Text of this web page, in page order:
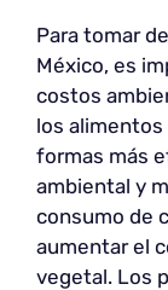
Para tomar
México, es
costos
los alimentos
formas más
ambiental y
consumo de
aumentar el
vegetal. Los